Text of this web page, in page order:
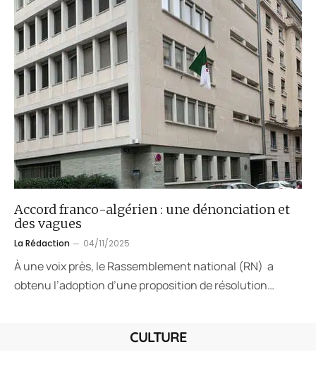
Accord franco-algérien : une dénonciation et
des vagues
La Rédaction 04/11/2025
À une voix près, le Rassemblement national (RN) a
obtenu l’adoption d’une proposition de résolution…
CULTURE